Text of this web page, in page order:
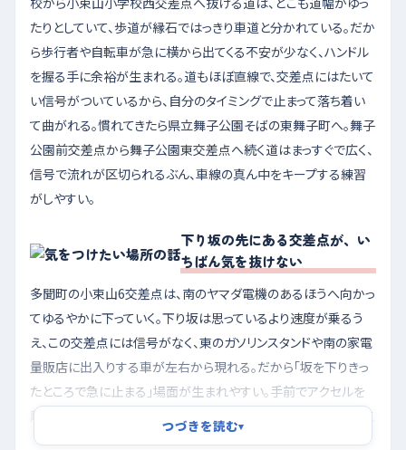
たりとしていて、歩道が縁石ではっきり車道と分かれている。だか
ら歩行者や自転車が急に横から出てくる不安が少なく、ハンドル
を握る手に余裕が生まれる。道もほぼ直線で、交差点にはたいて
い信号がついているから、自分のタイミングで止まって落ち着い
て曲がれる。慣れてきたら県立舞子公園そばの東舞子町へ。舞子
公園前交差点から舞子公園東交差点へ続く道はまっすぐで広く、
信号で流れが区切られるぶん、車線の真ん中をキープする練習
がしやすい。
下り坂の先にある交差点が、い
ちばん気を抜けない
多聞町の小束山6交差点は、南のヤマダ電機のあるほうへ向かっ
てゆるやかに下っていく。下り坂は思っているより速度が乗るう
え、この交差点には信号がなく、東のガソリンスタンドや南の家電
量販店に出入りする車が左右から現れる。だから「坂を下りきっ
たところで急に止まる」場面が生まれやすい。手前でアクセルを
離し、ブレーキに足を乗せておくと安心だ。もうひとつは舞子坂三
丁目の西舞子小学校東交差点。北へ向かって下る道で、北東の整
つづきを読む▾